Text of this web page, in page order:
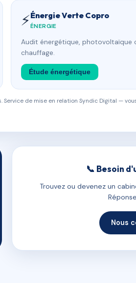
⚡Énergie Verte Copro
ÉNERGIE
Audit énergétique, photovoltaïque
chauffage.
Étude énergétique
de mise en relation Syndic Digital —
📞 Besoin
Trouvez ou devenez un
Nous